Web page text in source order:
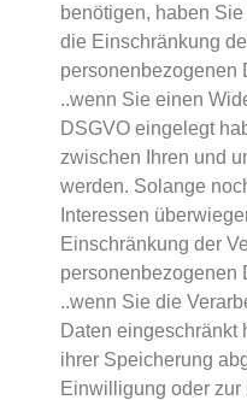
benötigen, haben
die Einschränkung
personenbezogenen
..wenn Sie einen
DSGVO eingelegt
zwischen Ihren und
werden. Solange
Interessen
Einschränkung der
personenbezogenen
..wenn Sie die
Daten eingeschränkt
ihrer Speicherung
Einwilligung oder zur